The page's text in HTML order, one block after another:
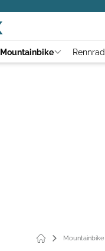
Mountainbike Rennrad
Mountainbike